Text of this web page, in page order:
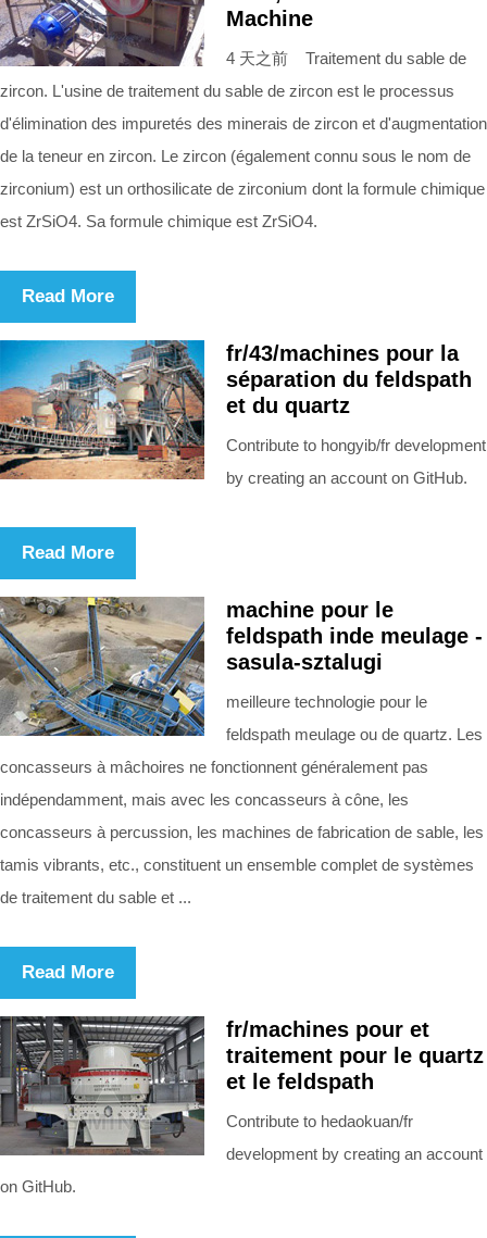
Machine
4 天之前 Traitement du sable de
zircon. L'usine de traitement du sable de zircon est le processus
d'élimination des impuretés des minerais de zircon et d'augmentation
de la teneur en zircon. Le zircon (également connu sous le nom de
zirconium) est un orthosilicate de zirconium dont la formule chimique
est ZrSiO4. Sa formule chimique est ZrSiO4.
Read More
fr/43/machines pour la
séparation du feldspath
et du quartz
Contribute to hongyib/fr development
by creating an account on GitHub.
Read More
machine pour le
feldspath inde meulage -
sasula-sztalugi
meilleure technologie pour le
feldspath meulage ou de quartz. Les
concasseurs à mâchoires ne fonctionnent généralement pas
indépendamment, mais avec les concasseurs à cône, les
concasseurs à percussion, les machines de fabrication de sable, les
tamis vibrants, etc., constituent un ensemble complet de systèmes
de traitement du sable et ...
Read More
fr/machines pour et
traitement pour le quartz
et le feldspath
Contribute to hedaokuan/fr
development by creating an account
on GitHub.